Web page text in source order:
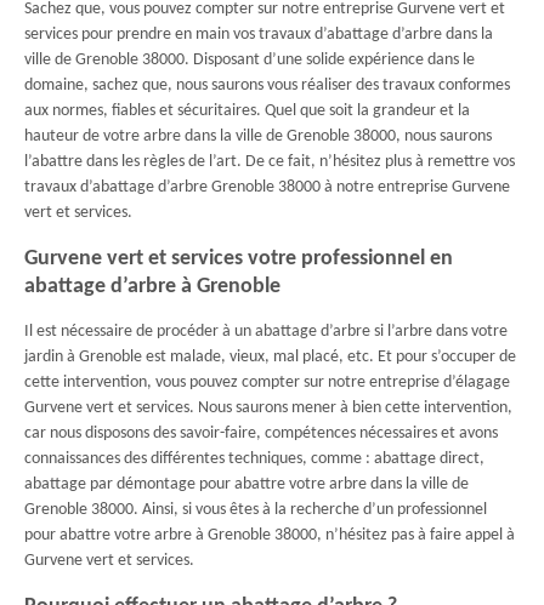
Sachez que, vous pouvez compter sur notre entreprise Gurvene vert et
services pour prendre en main vos travaux d’abattage d’arbre dans la
ville de Grenoble 38000. Disposant d’une solide expérience dans le
domaine, sachez que, nous saurons vous réaliser des travaux conformes
aux normes, fiables et sécuritaires. Quel que soit la grandeur et la
hauteur de votre arbre dans la ville de Grenoble 38000, nous saurons
l’abattre dans les règles de l’art. De ce fait, n’hésitez plus à remettre vos
travaux d’abattage d’arbre Grenoble 38000 à notre entreprise Gurvene
vert et services.
Gurvene vert et services votre professionnel en
abattage d’arbre à Grenoble
Il est nécessaire de procéder à un abattage d’arbre si l’arbre dans votre
jardin à Grenoble est malade, vieux, mal placé, etc. Et pour s’occuper de
cette intervention, vous pouvez compter sur notre entreprise d’élagage
Gurvene vert et services. Nous saurons mener à bien cette intervention,
car nous disposons des savoir-faire, compétences nécessaires et avons
connaissances des différentes techniques, comme : abattage direct,
abattage par démontage pour abattre votre arbre dans la ville de
Grenoble 38000. Ainsi, si vous êtes à la recherche d’un professionnel
pour abattre votre arbre à Grenoble 38000, n’hésitez pas à faire appel à
Gurvene vert et services.